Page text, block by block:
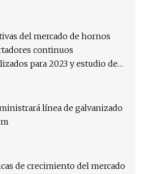
del molde
del mercado de hornos
continuos
para 2023 y estudio de
jugadores
línea de galvanizado
de crecimiento del mercado